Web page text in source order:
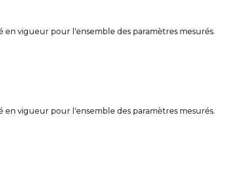
vigueur pour l'ensemble des paramètres mesurés.
vigueur pour l'ensemble des paramètres mesurés.